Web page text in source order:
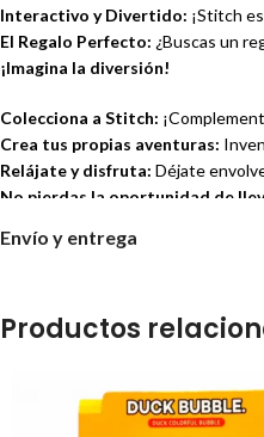
Interactivo y Divertido: ¡Stitch
El Regalo Perfecto: ¿Buscas un
¡Imagina la diversión!
Colecciona a Stitch:
Crea tus propias aventuras:
Relájate y disfruta: Déjate
No pierdas la oportunidad de
Envío y entrega
Productos